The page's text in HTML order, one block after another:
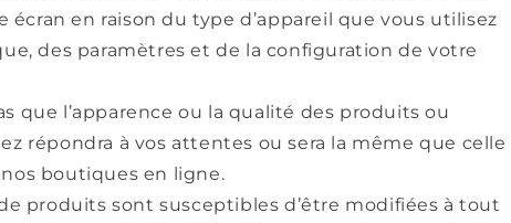
écran en raison du type d’appareil que vous utilisez
des paramètres et de la configuration de votre
que l’apparence ou la qualité des produits ou
répondra à vos attentes ou sera la même que celle
boutiques en ligne.
produits sont susceptibles d’être modifiées à tout